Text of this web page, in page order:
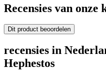
Recensies van onze
Dit product beoordelen
recensies in
Hephestos